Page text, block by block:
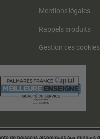
Mentions légales
Rappels produits
Gestion des cookies